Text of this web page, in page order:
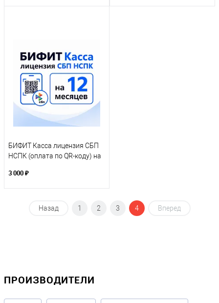
БИФИТ Касса лицензия СБП
НСПК (оплата по QR-коду) на
3 000 ₽
Назад 1 2 3 4 Вперед
ПРОИЗВОДИТЕЛИ